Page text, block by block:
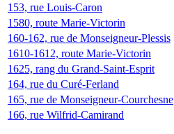
153, rue Louis-Caron
1580, route Marie-Victorin
160-162, rue de Monseigneur-Plessis
1610-1612, route Marie-Victorin
1625, rang du Grand-Saint-Esprit
164, rue du Curé-Ferland
165, rue de Monseigneur-Courchesne
166, rue Wilfrid-Camirand